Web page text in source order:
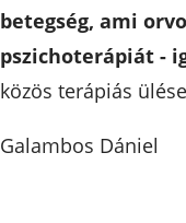
betegség, ami
pszichoterápiát -
közös terápiás
Galambos Dániel